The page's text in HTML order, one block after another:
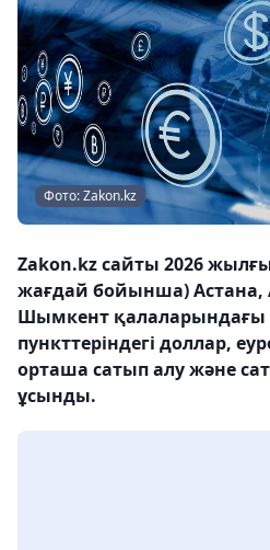
Фото: Zakon.kz
Zakon.kz сайты 2026
жағдай бойынша)
Шымкент қалаларындағы
пункттеріндегі доллар,
орташа сатып алу және
ұсынды.